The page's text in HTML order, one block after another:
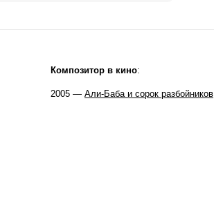
Композитор в кино:
2005 — Али-Баба и сорок разбойников